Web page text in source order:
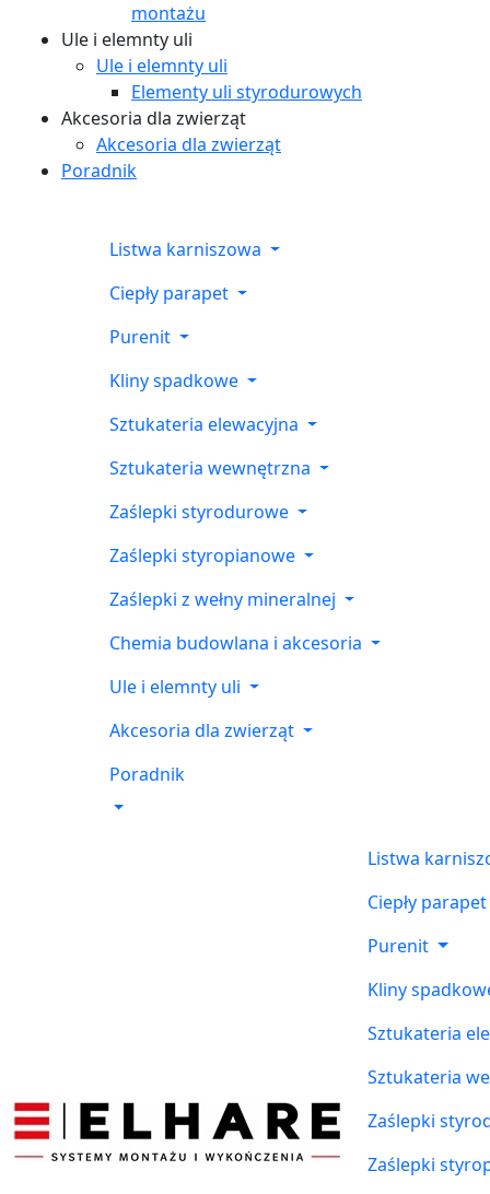
montażu
Ule i elemnty uli
Ule i elemnty uli
Elementy uli styrodurowych
Akcesoria dla zwierząt
Akcesoria dla zwierząt
Poradnik
Listwa karniszowa
Ciepły parapet
Purenit
Kliny spadkowe
Sztukateria elewacyjna
Sztukateria wewnętrzna
Zaślepki styrodurowe
Zaślepki styropianowe
Zaślepki z wełny mineralnej
Chemia budowlana i akcesoria
Ule i elemnty uli
Akcesoria dla zwierząt
Poradnik
Listwa
Ciepły parapet
Purenit
Kliny
Sztukateria
Sztukateria
Zaślepki
Zaślepki